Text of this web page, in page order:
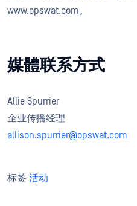
www.opswat.com。
媒體联系方式
Allie Spurrier
企业传播经理
allison.spurrier@opswat.com
标签 活动